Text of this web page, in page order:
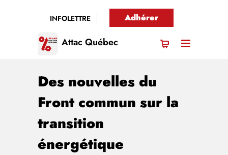
INFOLETTRE Adhérer
Attac Québec
Des nouvelles du
Front commun sur la
transition
énergétique